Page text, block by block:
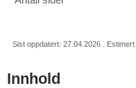
Sist oppdatert: 27.04.2026 .
Innhold